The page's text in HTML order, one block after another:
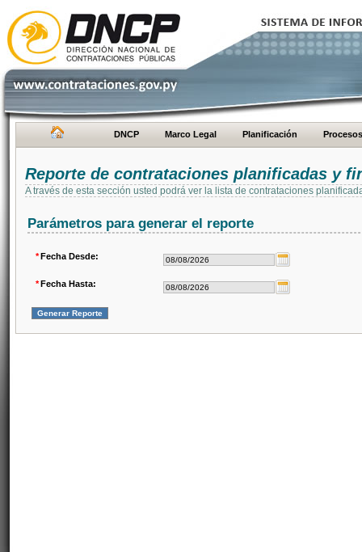
DNCP Marco Legal Planificación Procesos
Reporte de contrataciones planificadas y
A través de esta sección usted podrá ver la lista de contrataciones
Parámetros para generar el reporte
*Fecha Desde:
*Fecha Hasta: